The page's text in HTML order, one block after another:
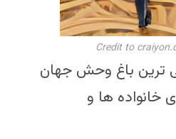
Credit to
ترین باغ وحش جهان
ها و